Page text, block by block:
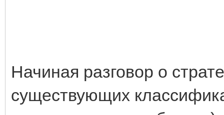
Начиная разговор о
существующих